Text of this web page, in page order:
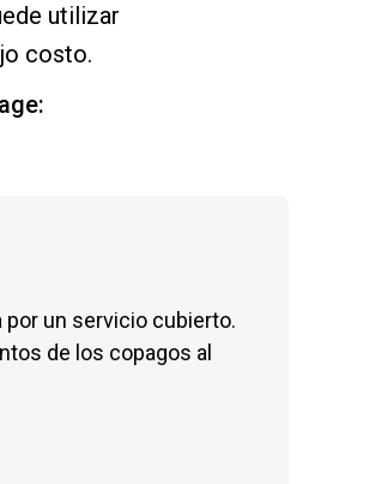
utilizar
costo.
por un servicio cubierto.
de los copagos al